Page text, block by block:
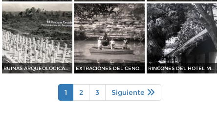
RUINAS ARQUEOLOGICAS El templo de las mil Columnas EXTRACIONES DEL CENOTE SAGRADO RINCONES DEL HOTEL MAYALAND
1 2 3 Siguiente